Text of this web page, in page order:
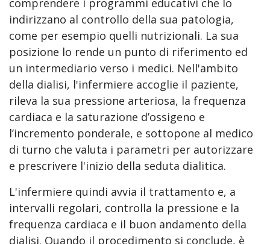
indirizzano al controllo della sua patologia,
come per esempio quelli nutrizionali. La sua
posizione lo rende un punto di riferimento ed
un intermediario verso i medici. Nell'ambito
della dialisi, l'infermiere accoglie il paziente,
rileva la sua pressione arteriosa, la frequenza
cardiaca e la saturazione d’ossigeno e
l’incremento ponderale, e sottopone al medico
di turno che valuta i parametri per autorizzare
e prescrivere l'inizio della seduta dialitica.
L'infermiere quindi avvia il trattamento e, a
intervalli regolari, controlla la pressione e la
frequenza cardiaca e il buon andamento della
dialisi. Quando il procedimento si conclude, è